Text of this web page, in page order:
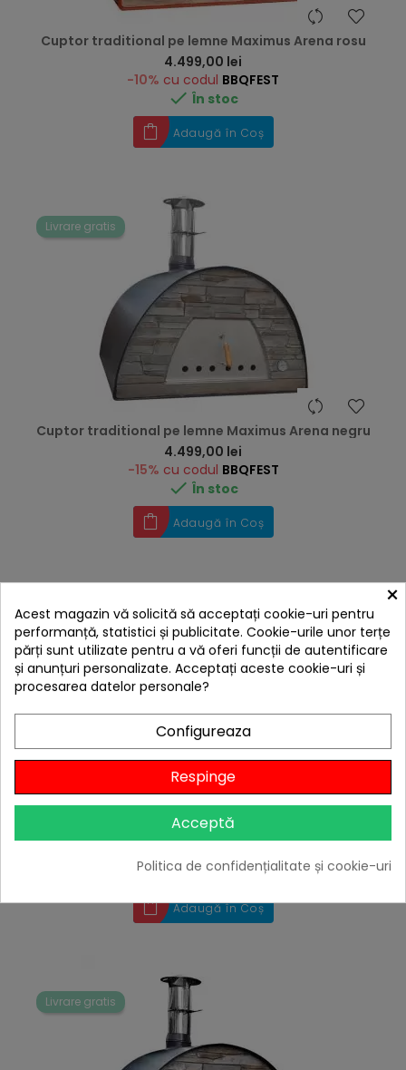
Cuptor traditional pe lemne Maximus Arena rosu
4.499,00 lei
-10% cu codul BBQFEST
 În stoc
Adaugă în Coș
Livrare gratis
Cuptor traditional pe lemne Maximus Arena negru
4.499,00 lei
-15% cu codul BBQFEST
 În stoc
Adaugă în Coș
Livrare gratis
Husa pentru cuptor traditional pentru pizza pe
lemne Maximus 91 x 91 x 114 cm
În stoc
Adaugă în Coș
Livrare gratis
×
Acest magazin vă solicită să acceptați cookie-uri pentru
performanță, statistici și publicitate. Cookie-urile unor terțe
părți sunt utilizate pentru a vă oferi funcții de autentificare
și anunțuri personalizate. Acceptați aceste cookie-uri și
procesarea datelor personale?
Configureaza
Respinge
Acceptă
Politica de confidențialitate și cookie-uri
E